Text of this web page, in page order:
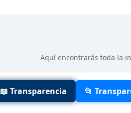
Aquí encontrarás toda la
📖 Transparencia 📂